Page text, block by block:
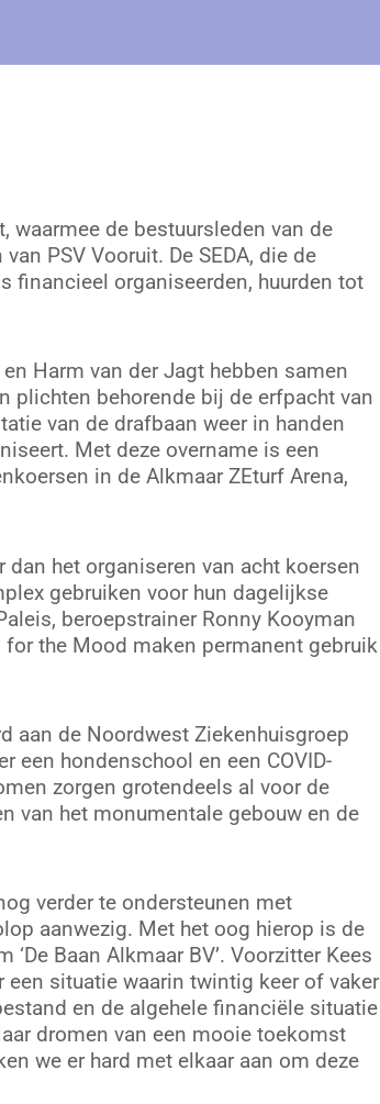
waarmee de bestuursleden van de
PSV Vooruit. De SEDA, die de
financieel organiseerden, huurden tot
Harm van der Jagt hebben samen
plichten behorende bij de erfpacht van
van de drafbaan weer in handen
Met deze overname is een
in de Alkmaar ZEturf Arena,
het organiseren van acht koersen
gebruiken voor hun dagelijkse
beroepstrainer Ronny Kooyman
the Mood maken permanent gebruik
aan de Noordwest Ziekenhuisgroep
een hondenschool en een COVID-
zorgen grotendeels al voor de
van het monumentale gebouw en de
verder te ondersteunen met
aanwezig. Met het oog hierop is de
Baan Alkmaar BV’. Voorzitter Kees
een situatie waarin twintig keer of vaker
en de algehele financiële situatie
dromen van een mooie toekomst
we er hard met elkaar aan om deze